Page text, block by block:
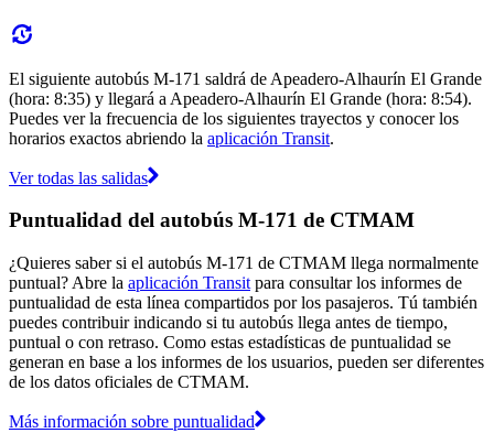
El siguiente autobús M-171 saldrá de Apeadero-Alhaurín El Grande
(hora: 8:35) y llegará a Apeadero-Alhaurín El Grande (hora: 8:54).
Puedes ver la frecuencia de los siguientes trayectos y conocer los
horarios exactos abriendo la aplicación Transit.
Ver todas las salidas
Puntualidad del autobús M-171 de CTMAM
¿Quieres saber si el autobús M-171 de CTMAM llega normalmente
puntual? Abre la aplicación Transit para consultar los informes de
puntualidad de esta línea compartidos por los pasajeros. Tú también
puedes contribuir indicando si tu autobús llega antes de tiempo,
puntual o con retraso. Como estas estadísticas de puntualidad se
generan en base a los informes de los usuarios, pueden ser diferentes
de los datos oficiales de CTMAM.
Más información sobre puntualidad